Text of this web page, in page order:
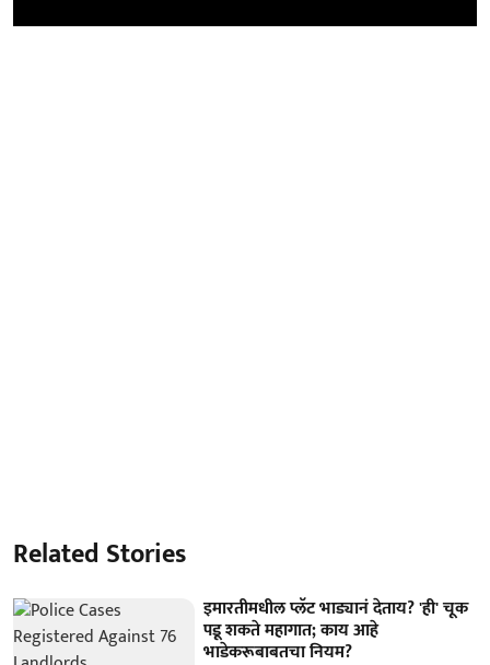
Related Stories
इमारतीमधील प्लॅट भाड्यानं देताय? 'ही' चूक
पडू शकते महागात; काय आहे
भाडेकरूबाबतचा नियम?